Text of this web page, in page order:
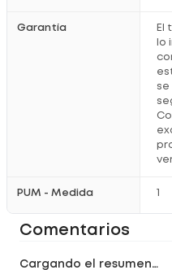
79cm, Altura: 98cm
Peso Neto: 18kgr, Peso
Garantía
El
lo
se
PUM - Medida
Comentarios
Cargando el resumen…